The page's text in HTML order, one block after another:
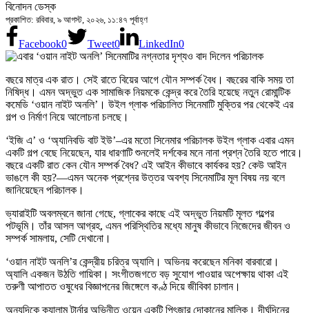
বিনোদন ডেস্ক
প্রকাশিত: রবিবার, ৯ আগস্ট, ২০২৬, ১১:৪৭ পূর্বাহ্ণ
Facebook0 Tweet0 LinkedIn0
বছরে মাত্র এক রাত। সেই রাতে বিয়ের আগে যৌন সম্পর্ক বৈধ। বছরের বাকি সময় তা
নিষিদ্ধ। এমন অদ্ভুত এক সামাজিক নিয়মকে কেন্দ্র করে তৈরি হয়েছে নতুন রোমান্টিক
কমেডি ‘ওয়ান নাইট অনলি’। উইল গ্লাক পরিচালিত সিনেমাটি মুক্তির পর থেকেই এর
গল্প ও নির্মাণ নিয়ে আলোচনা চলছে।
‘ইজি এ’ ও ‘অ্যানিবডি বাট ইউ’–এর মতো সিনেমার পরিচালক উইল গ্লাক এবার এমন
একটি গল্প বেছে নিয়েছেন, যার ধারণাটি শুনলেই দর্শকের মনে নানা প্রশ্ন তৈরি হতে পারে।
বছরে একটি রাত কেন যৌন সম্পর্ক বৈধ? এই আইন কীভাবে কার্যকর হয়? কেউ আইন
ভাঙলে কী হয়?—এমন অনেক প্রশ্নের উত্তর অবশ্য সিনেমাটির মূল বিষয় নয় বলে
জানিয়েছেন পরিচালক।
ভ্যারাইটি অবলম্বনে জানা গেছে, গ্লাকের কাছে এই অদ্ভুত নিয়মটি মূলত গল্পের
পটভূমি। তাঁর আসল আগ্রহ, এমন পরিস্থিতির মধ্যে মানুষ কীভাবে নিজেদের জীবন ও
সম্পর্ক সামলায়, সেটি দেখানো।
‘ওয়ান নাইট অনলি’র কেন্দ্রীয় চরিত্র অ্যালি। অভিনয় করেছেন মনিকা বারবারো।
অ্যালি একজন উঠতি গায়িকা। সংগীতজগতে বড় সুযোগ পাওয়ার অপেক্ষায় থাকা এই
তরুণী আপাতত ওষুধের বিজ্ঞাপনের জিঙ্গেলে কণ্ঠ দিয়ে জীবিকা চালান।
অন্যদিকে ক্যালাম টার্নার অভিনীত ওয়েন একটি পিৎজার দোকানের মালিক। দীর্ঘদিনের